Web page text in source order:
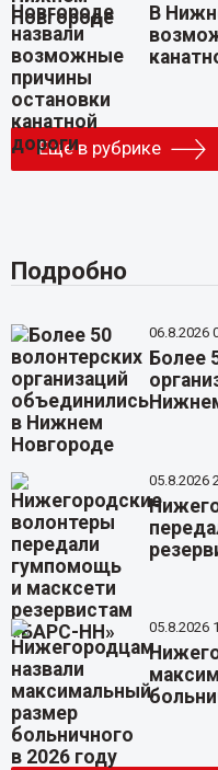
В
Еще в рубрике
Подробно
06.8.2026
Более
05.8.2026
05.8.2026